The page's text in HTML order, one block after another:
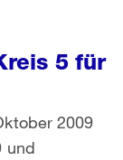
5 für
2009
und